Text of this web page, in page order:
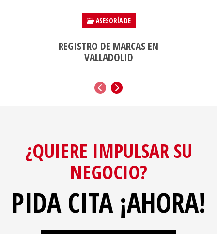
ASESORÍA DE
REGISTRO DE MARCAS EN
VALLADOLID
ANTERIORSIGUIENTE
¿QUIERE IMPULSAR SU
NEGOCIO?
PIDA CITA ¡AHORA!